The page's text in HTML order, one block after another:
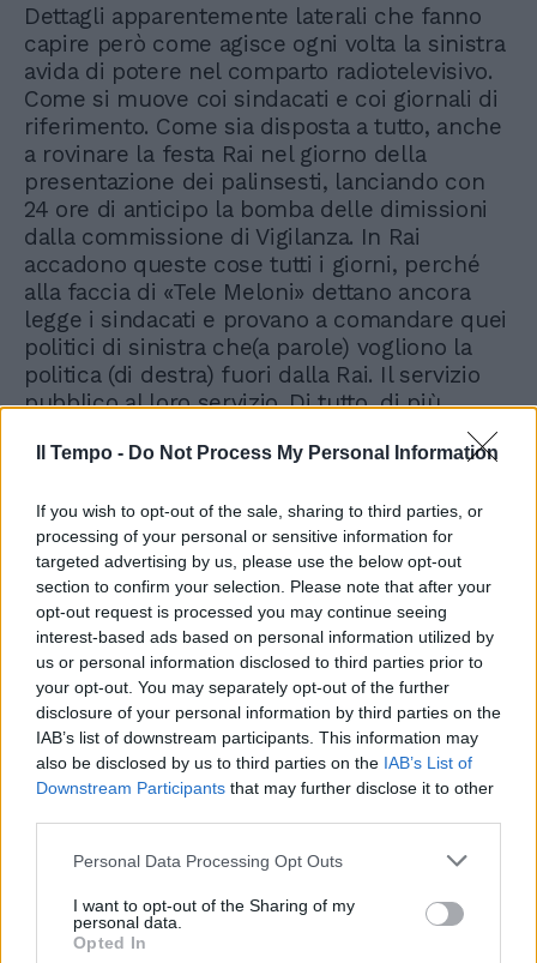
Il Tempo - Do Not Process My Personal Information
If you wish to opt-out of the sale, sharing to third parties, or
processing of your personal or sensitive information for
targeted advertising by us, please use the below opt-out
section to confirm your selection. Please note that after your
opt-out request is processed you may continue seeing
interest-based ads based on personal information utilized by
us or personal information disclosed to third parties prior to
your opt-out. You may separately opt-out of the further
disclosure of your personal information by third parties on the
IAB’s list of downstream participants. This information may
also be disclosed by us to third parties on the IAB’s List of
Downstream Participants that may further disclose it to other
Personal Data Processing Opt Outs
I want to opt-out of the Sharing of my
personal data.
Opted In
Dettagli apparentemente laterali che fanno
capire però come agisce ogni volta la sinistra
avida di potere nel comparto radiotelevisivo.
Come si muove coi sindacati e coi giornali di
riferimento. Come sia disposta a tutto, anche
a rovinare la festa Rai nel giorno della
presentazione dei palinsesti, lanciando con
24 ore di anticipo la bomba delle dimissioni
dalla commissione di Vigilanza. In Rai
accadono queste cose tutti i giorni, perché
alla faccia di «Tele Meloni» dettano ancora
legge i sindacati e provano a comandare quei
politici di sinistra che(a parole) vogliono la
politica (di destra) fuori dalla Rai. Il servizio
pubblico al loro servizio. Di tutto, di più.